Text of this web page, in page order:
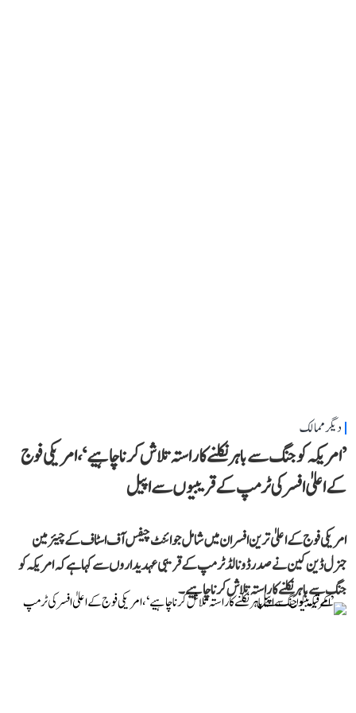
دیگر ممالک
’امریکہ کو جنگ سے باہر نکلنے کا راستہ تلاش کرنا چاہیے‘، امریکی فوج
کے اعلیٰ افسر کی ٹرمپ کے قریبیوں سے اپیل
امریکی فوج کے اعلیٰ ترین افسران میں شامل جوائنٹ چیفس آف اسٹاف کے چیئرمین
جنرل ڈین کین نے صدر ڈونالڈ ٹرمپ کے قریبی عہدیداروں سے کہا ہے کہ امریکہ کو
جنگ سے باہر نکلنے کا راستہ تلاش کرنا چاہیے۔